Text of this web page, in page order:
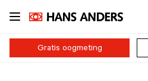
Ga
naar
inhoud
Gratis oogmeting